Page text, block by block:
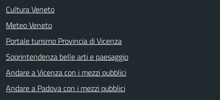
Cultura Veneto
Meteo Veneto
Portale turismo Provincia di Vicenza
Soprintendenza belle arti e paesaggio
Andare a Vicenza con i mezzi pubblici
Andare a Padova con i mezzi pubblici